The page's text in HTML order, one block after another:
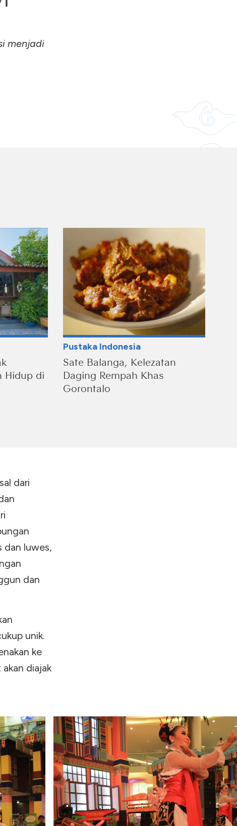
menjadi
Hidup di
Pustaka Indonesia
Sate Balanga, Kelezatan
Daging Rempah Khas
Gorontalo
dari
dan luwes,
dan
unik.
ke
diajak